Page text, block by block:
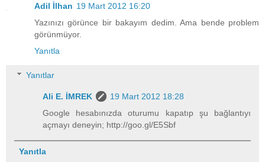
Adil İlhan 19 Mart 2012 16:20
Yazınızı görünce bir bakayım dedim. Ama bende problem
görünmüyor.
Yanıtla
Yanıtlar
Ali E. İMREK
19 Mart 2012 18:28
Google hesabınızda oturumu kapatıp şu bağlantıyı
açmayı deneyin; http://goo.gl/E5Sbf
Yanıtla